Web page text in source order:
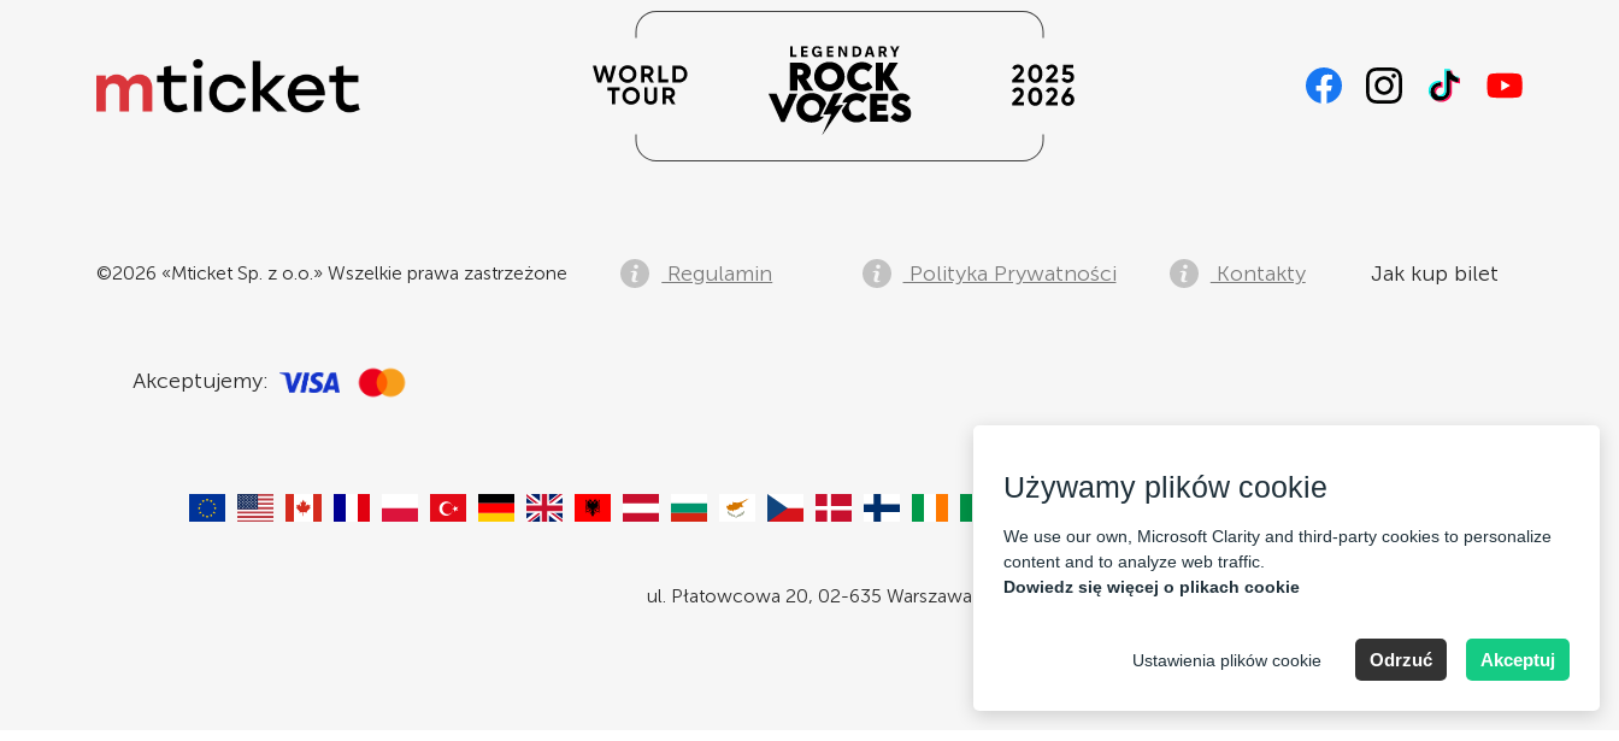
©2026 «Mticket Sp. z o.o.» Wszelkie prawa zastrzeżone Regulamin Polityka Prywatności Kontakty Jak kup bilet
Akceptujemy:
ul. Płatowcowa 20, 02-635 Warszawa
Używamy plików cookie
We use our own, Microsoft Clarity and third-party cookies to personalize
content and to analyze web traffic.
Dowiedz się więcej o plikach cookie
Ustawienia plików cookie Odrzuć Akceptuj